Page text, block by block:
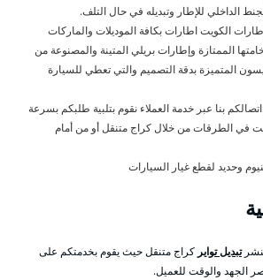
الداخلي للإطار وتبديله في حال التلف.
الكويت اطارات بكافة الموديلات والماركات
الممتازة وإطارات بريلي المتينة والمصنوعة من
المتميزة بدقة التصميم والتي تعطي للسيارة
بنا عبر خدمة العملاء نقوم بتلبية طلبكم بسرعة
في الطرقات من خلال كراج متنقل أو من أمام
وحديد لقطع غيار السيارات
تبديل تواير كراج متنقل حيث يقوم بخدمتكم على
الجهد والوقت للعميل.